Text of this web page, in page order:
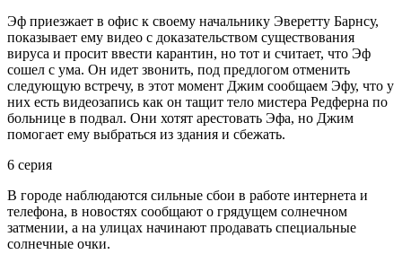
Эф приезжает в офис к своему начальнику Эверетту Барнсу,
показывает ему видео с доказательством существования
вируса и просит ввести карантин, но тот и считает, что Эф
сошел с ума. Он идет звонить, под предлогом отменить
следующую встречу, в этот момент Джим сообщаем Эфу, что у
них есть видеозапись как он тащит тело мистера Редферна по
больнице в подвал. Они хотят арестовать Эфа, но Джим
помогает ему выбраться из здания и сбежать.
6 серия
В городе наблюдаются сильные сбои в работе интернета и
телефона, в новостях сообщают о грядущем солнечном
затмении, а на улицах начинают продавать специальные
солнечные очки.